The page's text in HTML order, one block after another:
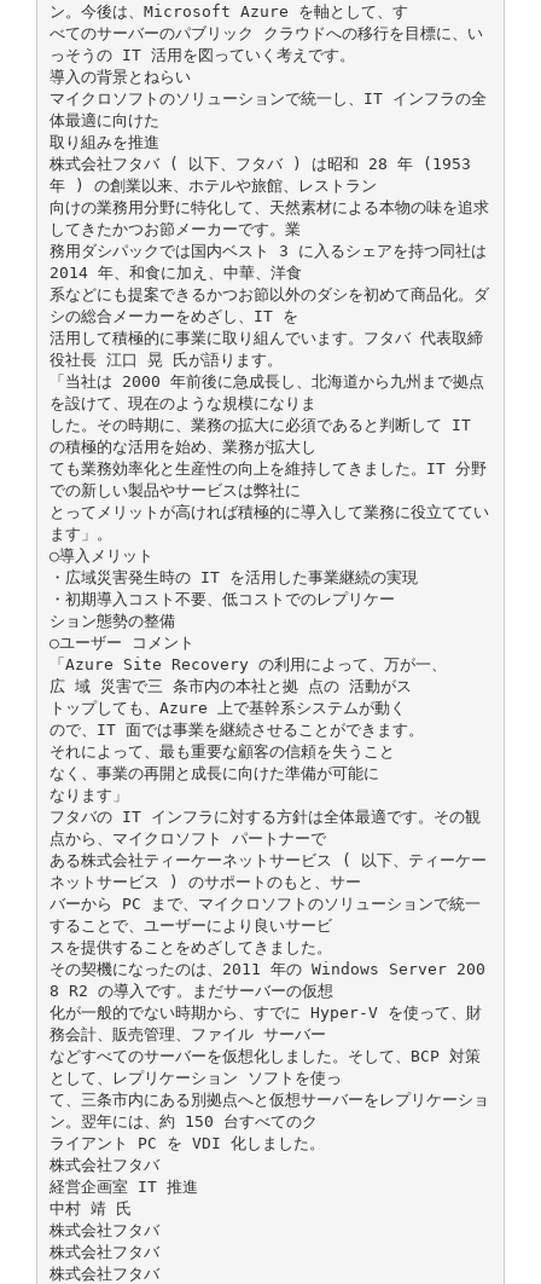
ン。今後は、Microsoft Azure を軸として、す
べてのサーバーのパブリック クラウドへの移行を目標に、い
っそうの IT 活用を図っていく考えです。
導入の背景とねらい
マイクロソフトのソリューションで統一し、IT インフラの全
体最適に向けた
取り組みを推進
株式会社フタバ ( 以下、フタバ ) は昭和 28 年 (1953
年 ) の創業以来、ホテルや旅館、レストラン
向けの業務用分野に特化して、天然素材による本物の味を追求
してきたかつお節メーカーです。業
務用ダシパックでは国内ベスト 3 に入るシェアを持つ同社は
2014 年、和食に加え、中華、洋食
系などにも提案できるかつお節以外のダシを初めて商品化。ダ
シの総合メーカーをめざし、IT を
活用して積極的に事業に取り組んでいます。フタバ 代表取締
役社長 江口 晃 氏が語ります。
「当社は 2000 年前後に急成長し、北海道から九州まで拠点
を設けて、現在のような規模になりま
した。その時期に、業務の拡大に必須であると判断して IT
の積極的な活用を始め、業務が拡大し
ても業務効率化と生産性の向上を維持してきました。IT 分野
での新しい製品やサービスは弊社に
とってメリットが高ければ積極的に導入して業務に役立ててい
ます」。
○導入メリット
・広域災害発生時の IT を活用した事業継続の実現
・初期導入コスト不要、低コストでのレプリケー
ション態勢の整備
○ユーザー コメント
「Azure Site Recovery の利用によって、万が一、
広 域 災害で三 条市内の本社と拠 点の 活動がス
トップしても、Azure 上で基幹系システムが動く
ので、IT 面では事業を継続させることができます。
それによって、最も重要な顧客の信頼を失うこと
なく、事業の再開と成長に向けた準備が可能に
なります」
フタバの IT インフラに対する方針は全体最適です。その観
点から、マイクロソフト パートナーで
ある株式会社ティーケーネットサービス ( 以下、ティーケー
ネットサービス ) のサポートのもと、サー
バーから PC まで、マイクロソフトのソリューションで統一
することで、ユーザーにより良いサービ
スを提供することをめざしてきました。
その契機になったのは、2011 年の Windows Server 200
8 R2 の導入です。まだサーバーの仮想
化が一般的でない時期から、すでに Hyper-V を使って、財
務会計、販売管理、ファイル サーバー
などすべてのサーバーを仮想化しました。そして、BCP 対策
として、レプリケーション ソフトを使っ
て、三条市内にある別拠点へと仮想サーバーをレプリケーショ
ン。翌年には、約 150 台すべてのク
ライアント PC を VDI 化しました。
株式会社フタバ
経営企画室 IT 推進
中村 靖 氏
株式会社フタバ
株式会社フタバ
株式会社フタバ